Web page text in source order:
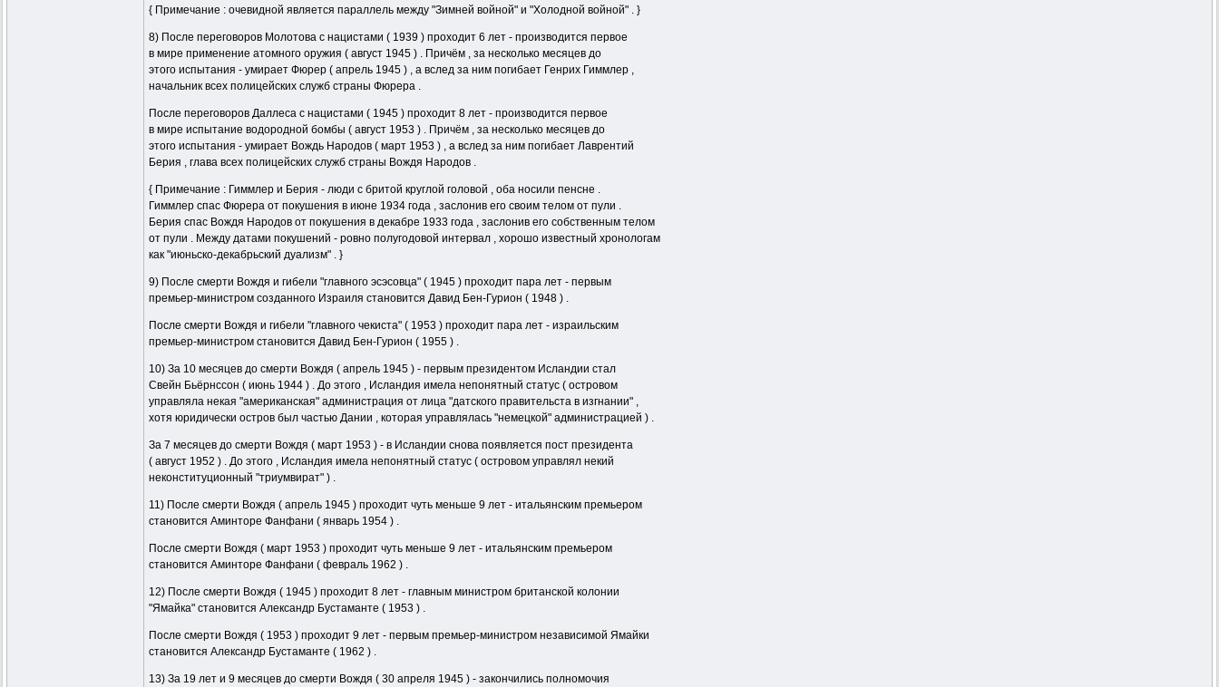
{ Примечание : очевидной является параллель между "Зимней войной" и "Холодной войной" . }
8) После переговоров Молотова с нацистами ( 1939 ) проходит 6 лет - производится первое
в мире применение атомного оружия ( август 1945 ) . Причём , за несколько месяцев до
этого испытания - умирает Фюрер ( апрель 1945 ) , а вслед за ним погибает Генрих Гиммлер ,
начальник всех полицейских служб страны Фюрера .
После переговоров Даллеса с нацистами ( 1945 ) проходит 8 лет - производится первое
в мире испытание водородной бомбы ( август 1953 ) . Причём , за несколько месяцев до
этого испытания - умирает Вождь Народов ( март 1953 ) , а вслед за ним погибает Лаврентий
Берия , глава всех полицейских служб страны Вождя Народов .
{ Примечание : Гиммлер и Берия - люди с бритой круглой головой , оба носили пенсне .
Гиммлер спас Фюрера от покушения в июне 1934 года , заслонив его своим телом от пули .
Берия спас Вождя Народов от покушения в декабре 1933 года , заслонив его собственным телом
от пули . Между датами покушений - ровно полугодовой интервал , хорошо известный хронологам
как "июньско-декабрьский дуализм" . }
9) После смерти Вождя и гибели "главного эсэсовца" ( 1945 ) проходит пара лет - первым
премьер-министром созданного Израиля становится Давид Бен-Гурион ( 1948 ) .
После смерти Вождя и гибели "главного чекиста" ( 1953 ) проходит пара лет - израильским
премьер-министром становится Давид Бен-Гурион ( 1955 ) .
10) За 10 месяцев до смерти Вождя ( апрель 1945 ) - первым президентом Исландии стал
Свейн Бьёрнссон ( июнь 1944 ) . До этого , Исландия имела непонятный статус ( островом
управляла некая "американская" администрация от лица "датского правительста в изгнании" ,
хотя юридически остров был частью Дании , которая управлялась "немецкой" администрацией ) .
За 7 месяцев до смерти Вождя ( март 1953 ) - в Исландии снова появляется пост президента
( август 1952 ) . До этого , Исландия имела непонятный статус ( островом управлял некий
неконституционный "триумвират" ) .
11) После смерти Вождя ( апрель 1945 ) проходит чуть меньше 9 лет - итальянским премьером
становится Аминторе Фанфани ( январь 1954 ) .
После смерти Вождя ( март 1953 ) проходит чуть меньше 9 лет - итальянским премьером
становится Аминторе Фанфани ( февраль 1962 ) .
12) После смерти Вождя ( 1945 ) проходит 8 лет - главным министром британской колонии
"Ямайка" становится Александр Бустаманте ( 1953 ) .
После смерти Вождя ( 1953 ) проходит 9 лет - первым премьер-министром независимой Ямайки
становится Александр Бустаманте ( 1962 ) .
13) За 19 лет и 9 месяцев до смерти Вождя ( 30 апреля 1945 ) - закончились полномочия